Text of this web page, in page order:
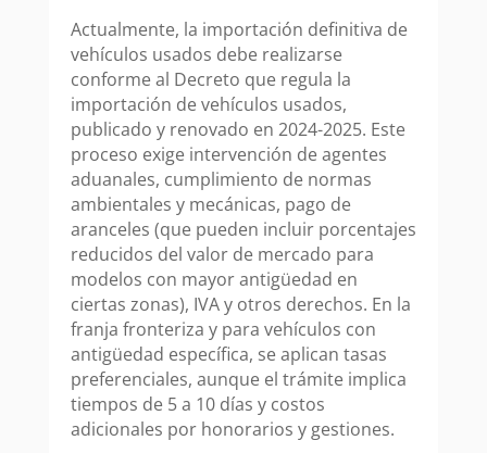
Actualmente, la importación definitiva de
vehículos usados debe realizarse
conforme al Decreto que regula la
importación de vehículos usados,
publicado y renovado en 2024-2025. Este
proceso exige intervención de agentes
aduanales, cumplimiento de normas
ambientales y mecánicas, pago de
aranceles (que pueden incluir porcentajes
reducidos del valor de mercado para
modelos con mayor antigüedad en
ciertas zonas), IVA y otros derechos. En la
franja fronteriza y para vehículos con
antigüedad específica, se aplican tasas
preferenciales, aunque el trámite implica
tiempos de 5 a 10 días y costos
adicionales por honorarios y gestiones.